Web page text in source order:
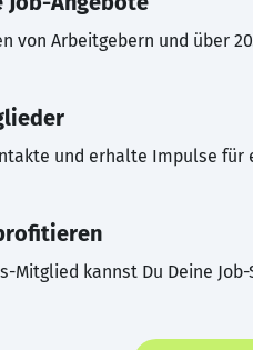
von Arbeitgebern und über
und erhalte Impulse für
Mitglied kannst Du Deine